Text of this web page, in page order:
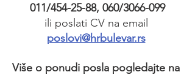
011/454-25-88, 060/3066-099
ili poslati CV na email
poslovi@hrbulevar.rs
Više o ponudi posla pogledajte na